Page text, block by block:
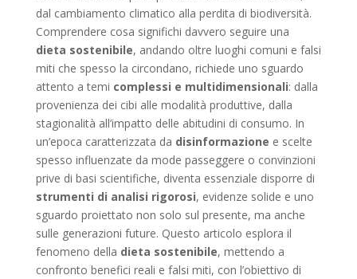
dal cambiamento climatico alla perdita di biodiversità.
Comprendere cosa significhi davvero seguire una
dieta sostenibile, andando oltre luoghi comuni e falsi
miti che spesso la circondano, richiede uno sguardo
attento a temi complessi e multidimensionali: dalla
provenienza dei cibi alle modalità produttive, dalla
stagionalità all’impatto delle abitudini di consumo. In
un’epoca caratterizzata da disinformazione e scelte
spesso influenzate da mode passeggere o convinzioni
prive di basi scientifiche, diventa essenziale disporre di
strumenti di analisi rigorosi, evidenze solide e uno
sguardo proiettato non solo sul presente, ma anche
sulle generazioni future. Questo articolo esplora il
fenomeno della dieta sostenibile, mettendo a
confronto benefici reali e falsi miti, con l’obiettivo di